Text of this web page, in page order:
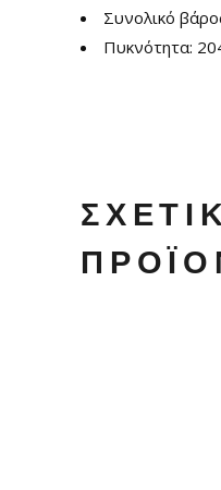
Συνολικό
Πυκνότητα: